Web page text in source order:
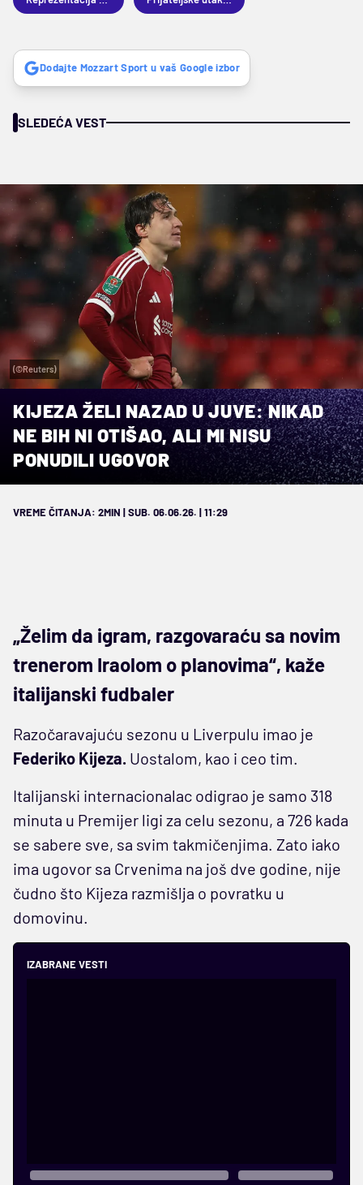
Dodajte Mozzart Sport u vaš Google izbor
SLEDEĆA VEST
(©Reuters)
KIJEZA ŽELI NAZAD U JUVE: NIKAD
NE BIH NI OTIŠAO, ALI MI NISU
PONUDILI UGOVOR
VREME ČITANJA: 2MIN | SUB. 06.06.26. | 11:29
„Želim da igram, razgovaraću sa novim
trenerom Iraolom o planovima“, kaže
italijanski fudbaler
Razočaravajuću sezonu u Liverpulu imao je
Federiko Kijeza. Uostalom, kao i ceo tim.
Italijanski internacionalac odigrao je samo 318
minuta u Premijer ligi za celu sezonu, a 726 kada
se sabere sve, sa svim takmičenjima. Zato iako
ima ugovor sa Crvenima na još dve godine, nije
čudno što Kijeza razmišlja o povratku u
domovinu.
IZABRANE VESTI